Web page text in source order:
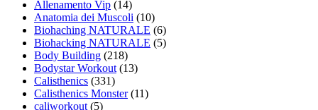
Allenamento Vip (14)
Anatomia dei Muscoli (10)
Biohaching NATURALE (6)
Biohacking NATURALE (5)
Body Building (218)
Bodystar Workout (13)
Calisthenics (331)
Calisthenics Monster(11)
caliworkout (5)